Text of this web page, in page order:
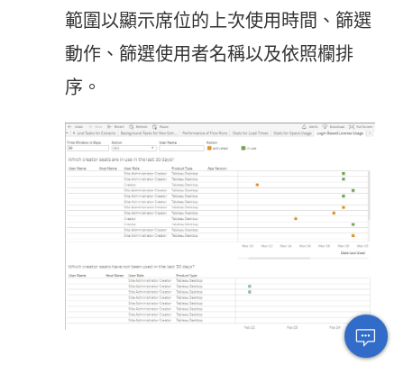
範圍以顯示席位的上次使用時間、篩選
動作、篩選使用者名稱以及依照欄排
序。